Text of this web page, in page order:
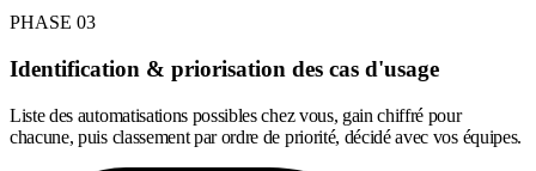
PHASE 03
Identification & priorisation des cas d'usage
Liste des automatisations possibles chez vous, gain chiffré pour
chacune, puis classement par ordre de priorité, décidé avec vos équipes.